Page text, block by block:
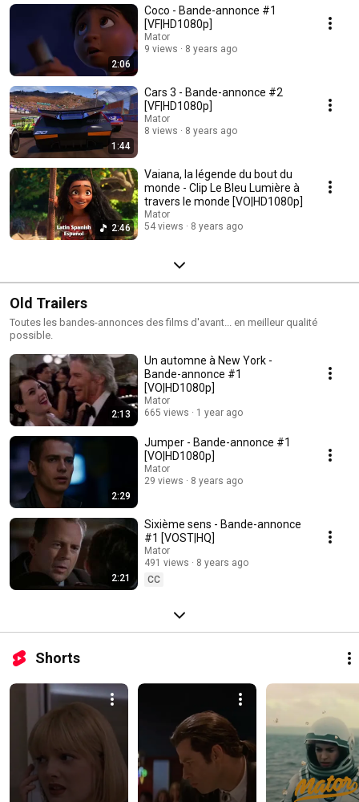
2:06
Coco - Bande-annonce #1
[VF|HD1080p]
Mator
9 views
8 years ago
1:44
Cars 3 - Bande-annonce #2
[VF|HD1080p]
Mator
8 views
8 years ago
2:46
Vaiana, la légende du bout du
monde - Clip Le Bleu Lumière à
travers le monde [VO|HD1080p]
Mator
54 views
8 years ago
Old Trailers
Toutes les bandes-annonces des films d'avant... en meilleur qualité
possible.
2:13
Un automne à New York -
Bande-annonce #1
[VO|HD1080p]
Mator
665 views
1 year ago
2:29
Jumper - Bande-annonce #1
[VO|HD1080p]
Mator
29 views
8 years ago
2:21
Sixième sens - Bande-annonce
#1 [VOST|HQ]
Mator
491 views
8 years ago
CC
Shorts